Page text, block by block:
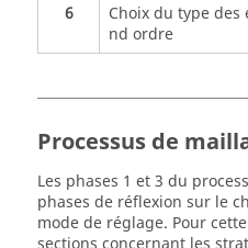
6
Choix du type
nd ordre
Processus de
Les phases 1 et 3 du
phases de réflexion sur le
mode de réglage. Pour